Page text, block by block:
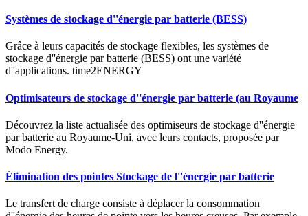
Systèmes de stockage d''énergie par batterie (BESS)
Grâce à leurs capacités de stockage flexibles, les systèmes de
stockage d''énergie par batterie (BESS) ont une variété
d''applications. time2ENERGY
Optimisateurs de stockage d''énergie par batterie (au Royaume
Découvrez la liste actualisée des optimiseurs de stockage d''énergie
par batterie au Royaume-Uni, avec leurs contacts, proposée par
Modo Energy.
Élimination des pointes Stockage de l''énergie par batterie
Le transfert de charge consiste à déplacer la consommation